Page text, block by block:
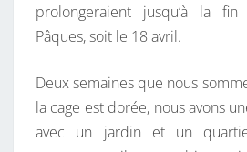
O
!
prolongeraient jusqu’à la
Pâques, soit le 18 avril.
Deux semaines que nous
la cage est dorée, nous avons
avec un jardin et un